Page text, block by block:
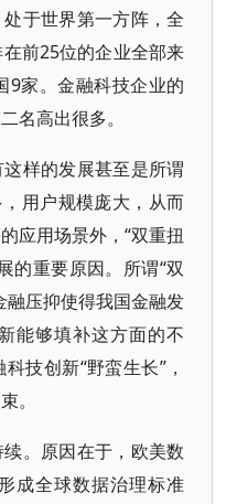
于世界第一方阵，全
前25位的企业全部来
9家。金融科技企业的
名高出很多。
样的发展甚至是所谓
用户规模庞大，从而
应用场景外，“双重扭
的重要原因。所谓“双
融压抑使得我国金融发
能够填补这方面的不
技创新“野蛮生长”，
。
。原因在于，欧美数
成全球数据治理标准